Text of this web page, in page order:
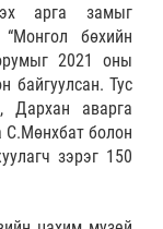
арга замыг
бөхийн
2021 оны
байгуулсан. Тус
Дархан аварга
С.Мөнхбат болон
зэрэг 150